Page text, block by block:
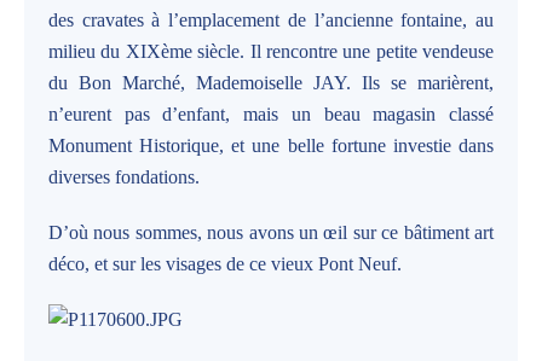
des cravates à l’emplacement de l’ancienne fontaine, au
milieu du XIXème siècle. Il rencontre une petite vendeuse
du Bon Marché, Mademoiselle JAY. Ils se marièrent,
n’eurent pas d’enfant, mais un beau magasin classé
Monument Historique, et une belle fortune investie dans
diverses fondations.
D’où nous sommes, nous avons un œil sur ce bâtiment art
déco, et sur les visages de ce vieux Pont Neuf.